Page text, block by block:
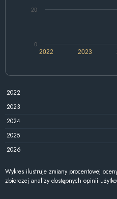
2022 2023
0
20
2022
2023
2024
2025
2026
Wykres ilustruje zmiany procentowej
zbiorczej analizy dostępnych opinii